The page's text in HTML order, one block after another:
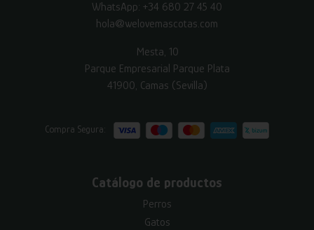
WhatsApp: +34 680 27 45 40
hola@welovemascotas.com
Mesta, 10
Parque Empresarial Parque Plata
41900, Camas (Sevilla)
Compra Segura:
Catálogo de productos
Perros
Gatos